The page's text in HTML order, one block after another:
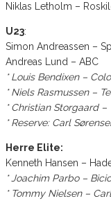
Niklas Letholm –
U23:
Simon Andreassen –
Andreas Lund – ABC
* Louis Bendixen –
* Niels Rasmussen –
* Christian Storgaard
* Reserve: Carl
Herre Elite:
Kenneth Hansen –
* Joachim Parbo –
* Tommy Nielsen –